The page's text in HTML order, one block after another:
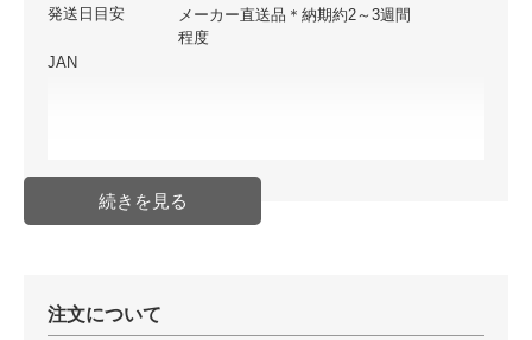
発送日目安
メーカー直送品＊納期約2～3週間
程度
JAN
注文について